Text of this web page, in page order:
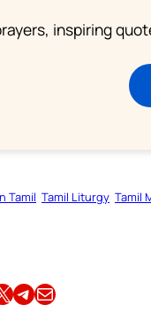
inspiring
Tamil Tamil Liturgy Tamil
X Share this article on TelegramEmail this Article